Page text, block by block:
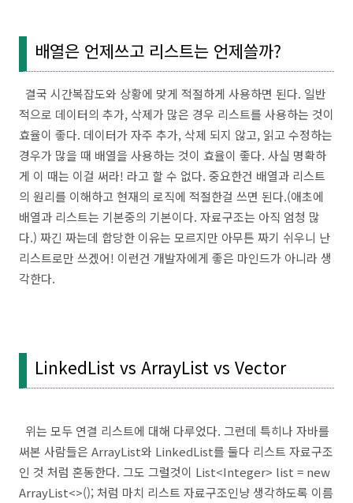
배열은 언제쓰고 리스트는 언제쓸까?
결국 시간복잡도와 상황에 맞게 적절하게 사용하면 된다. 일반
적으로 데이터의 추가, 삭제가 많은 경우 리스트를 사용하는 것이
효율이 좋다. 데이터가 자주 추가, 삭제 되지 않고, 읽고 수정하는
경우가 많을 때 배열을 사용하는 것이 효율이 좋다. 사실 명확하
게 이 때는 이걸 써라! 라고 할 수 없다. 중요한건 배열과 리스트
의 원리를 이해하고 현재의 로직에 적절한걸 쓰면 된다.(애초에
배열과 리스트는 기본중의 기본이다. 자료구조는 아직 엄청 많
다.) 짜긴 짜는데 합당한 이유는 모르지만 아무튼 짜기 쉬우니 난
리스트로만 쓰겠어! 이런건 개발자에게 좋은 마인드가 아니라 생
각한다.
LinkedList vs ArrayList vs Vector
위는 모두 연결 리스트에 대해 다루었다. 그런데 특히나 자바를
써본 사람들은 ArrayList와 LinkedList를 둘다 리스트 자료구조
인 것 처럼 혼동한다. 그도 그럴것이 List<Integer> list = new
ArrayList<>(); 처럼 마치 리스트 자료구조인냥 생각하도록 이름